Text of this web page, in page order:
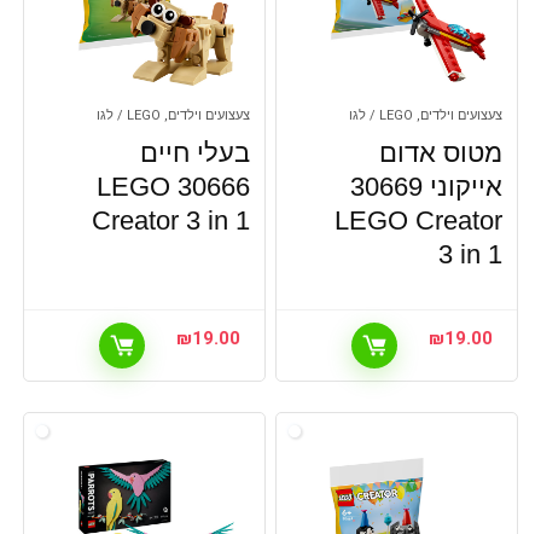
צעצועים וילדים, LEGO / לגו
מטוס אדום
אייקוני 30669
LEGO Creator
3 in 1
₪19.00
צעצועים וילדים, LEGO / לגו
בעלי חיים
30666 LEGO
Creator 3 in 1
₪19.00